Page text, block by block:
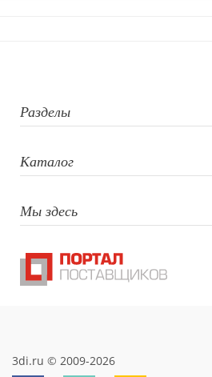
круговая
лазер),
(CO2
(СО2)
Разделы
Каталог
Мы здесь
3di.ru © 2009-2026